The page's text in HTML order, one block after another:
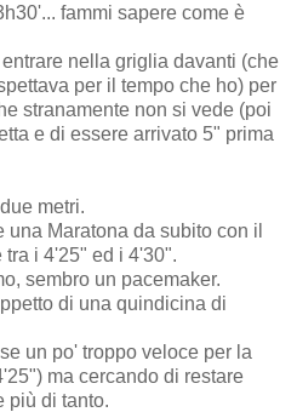
fammi sapere come è
nella griglia davanti (che
per il tempo che ho) per
stranamente non si vede (poi
e di essere arrivato 5" prima
metri.
Maratona da subito con il
tra i 4'25" ed i 4'30".
sembro un pacemaker.
di una quindicina di
un po' troppo veloce per la
ma cercando di restare
più di tanto.